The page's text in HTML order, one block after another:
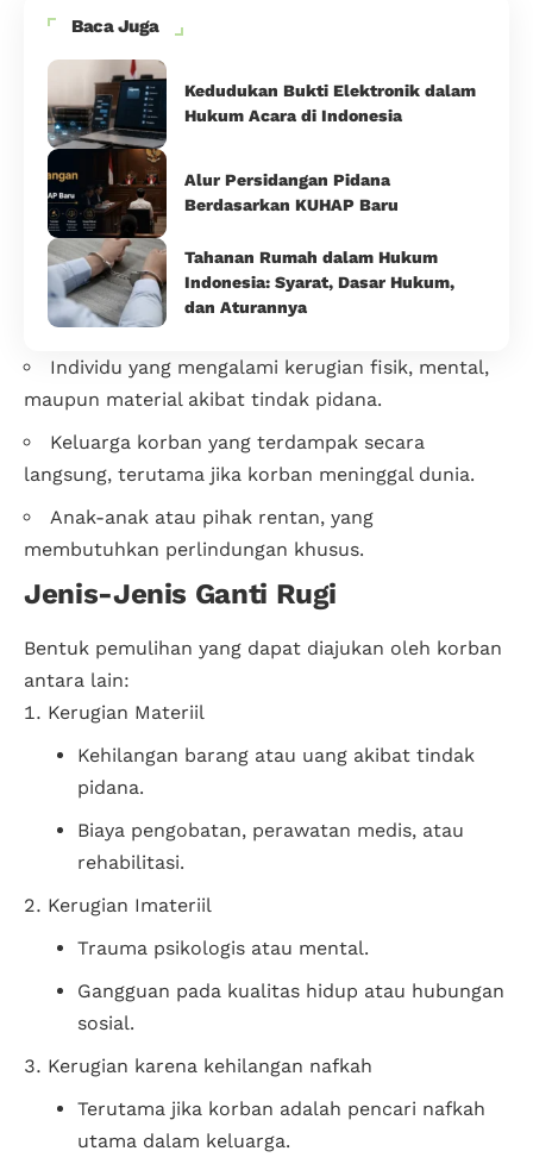
Baca Juga
Kedudukan Bukti Elektronik dalam
Hukum Acara di Indonesia
Alur Persidangan Pidana
Berdasarkan KUHAP Baru
Tahanan Rumah dalam Hukum
Indonesia: Syarat, Dasar Hukum,
dan Aturannya
Individu yang mengalami kerugian fisik, mental,
maupun material akibat tindak pidana.
Keluarga korban yang terdampak secara
langsung, terutama jika korban meninggal dunia.
Anak-anak atau pihak rentan, yang
membutuhkan perlindungan khusus.
Jenis-Jenis Ganti Rugi
Bentuk pemulihan yang dapat diajukan oleh korban
antara lain:
Kerugian Materiil
Kehilangan barang atau uang akibat tindak
pidana.
Biaya pengobatan, perawatan medis, atau
rehabilitasi.
Kerugian Imateriil
Trauma psikologis atau mental.
Gangguan pada kualitas hidup atau hubungan
sosial.
Kerugian karena kehilangan nafkah
Terutama jika korban adalah pencari nafkah
utama dalam keluarga.